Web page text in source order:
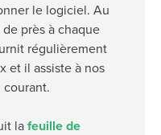
le logiciel. Au
près à chaque
régulièrement
et il assiste à nos
la feuille de